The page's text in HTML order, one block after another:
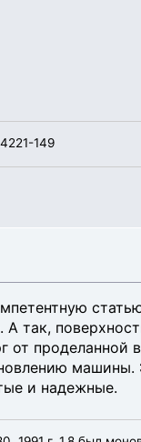
149
так,
от
и надежные.